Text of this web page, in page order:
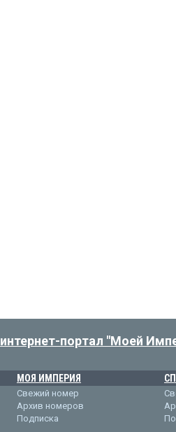
интернет-портал "Моей
МОЯ ИМПЕРИЯ
Свежий номер
Архив номеров
Подписка